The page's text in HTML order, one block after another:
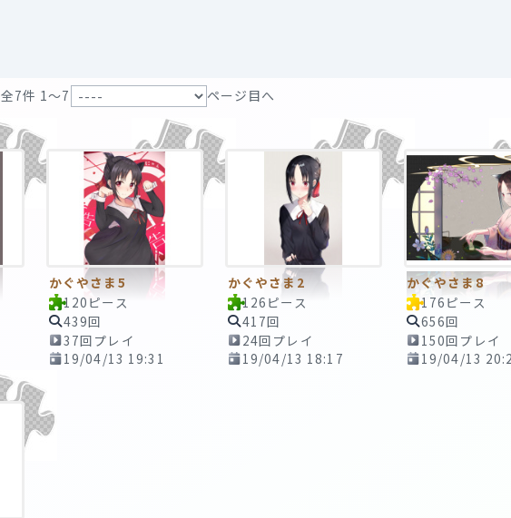
全7件 1〜7 ページ目へ
かぐやさま5
120ピース
439回
37回プレイ
19/04/13 19:31
かぐやさま2
126ピース
417回
24回プレイ
19/04/13 18:17
かぐやさま8
176ピース
656回
150回プレイ
19/04/13